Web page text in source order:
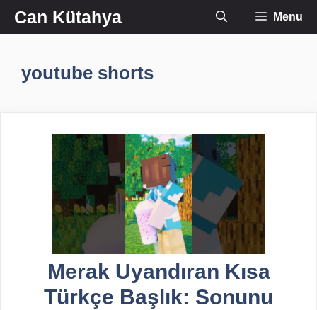
İçeriğe
atlaCan Kütahya Menu
youtube shorts
Merak Uyandıran Kısa
Türkçe Başlık: Sonunu